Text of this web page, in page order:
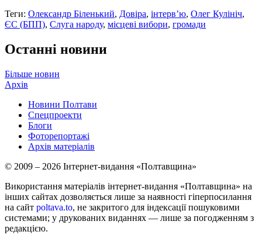
Теги: Олександр Біленький, Довіра, інтерв’ю, Олег Кулініч,
ЄС (БПП), Слуга народу, місцеві вибори, громади
Останні новини
Більше новин
Архів
Новини Полтави
Спецпроекти
Блоги
Фоторепортажі
Архів матеріалів
© 2009 – 2026 Інтернет-видання «Полтавщина»
Використання матеріалів інтернет-видання «Полтавщина» на
інших сайтах дозволяється лише за наявності гіперпосилання
на сайт poltava.to, не закритого для індексації пошуковими
системами; у друкованих виданнях — лише за погодженням з
редакцією.